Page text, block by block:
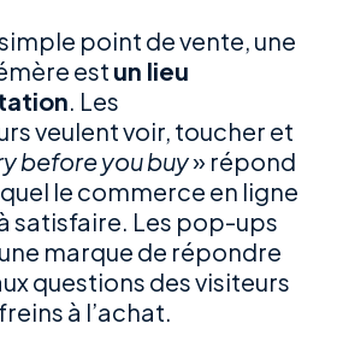
point de vente, une
est un lieu
. Les
veulent voir, toucher et
before you buy» répond
le commerce en ligne
satisfaire. Les pop-ups
marque de répondre
questions des visiteurs
à l’achat.